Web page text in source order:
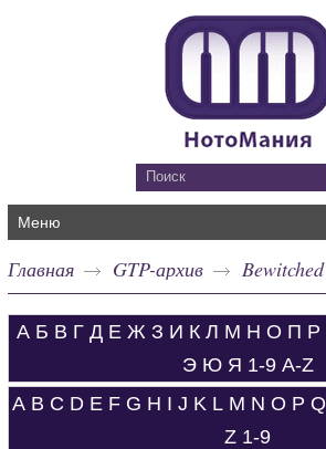
Меню
Главная GTP-архив Bewitched
А Б В Г Д Е Ж З И К Л М Н О П Р
Э Ю Я 1-9 A-Z
A B C D E F G H I J K L M N O P Q
Z 1-9